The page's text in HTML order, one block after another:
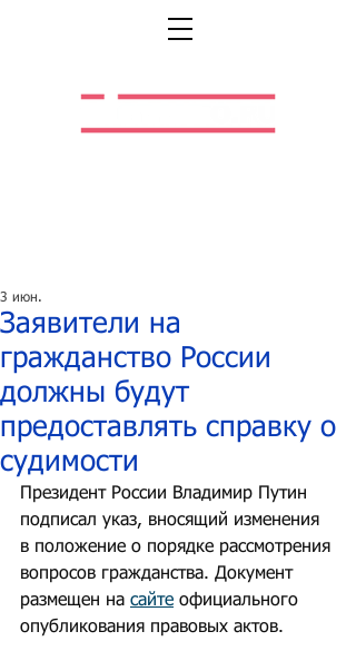
Заявители на
гражданство России
должны будут
предоставлять справку о
судимости
3 июн.
Президент России Владимир Путин
подписал указ, вносящий изменения
в положение о порядке рассмотрения
вопросов гражданства. Документ
размещен на сайте официального
опубликования правовых актов.